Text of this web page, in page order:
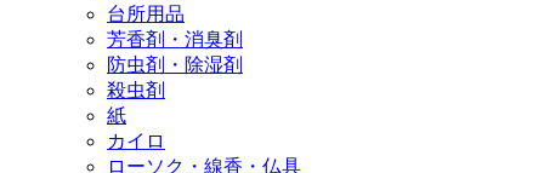
台所用品
芳香剤・消臭剤
防虫剤・除湿剤
殺虫剤
紙
カイロ
ローソク・線香・仏具